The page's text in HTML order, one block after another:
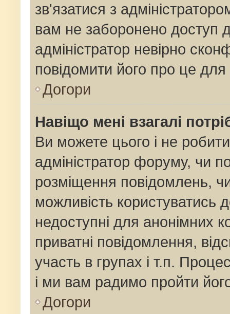
зв'язатися з
вам не заборонено
адміністратор невірно
повідомити його про це
Догори
Навіщо мені взагалі
Ви можете цього і не
адміністратор форуму, чи
розміщення повідомлень,
можливість користуватись
недоступні для анонімних
приватні повідомлення,
участь в групах і т.п.
і ми вам радимо пройти
Догори